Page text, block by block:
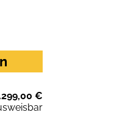
€